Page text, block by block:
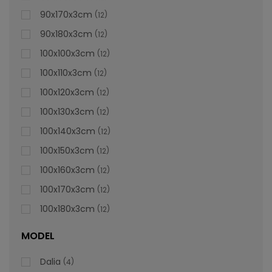
90x170x3cm 12
90x180x3cm 12
100x100x3cm 12
100x110x3cm 12
100x120x3cm 12
100x130x3cm 12
100x140x3cm 12
100x150x3cm 12
100x160x3cm 12
100x170x3cm 12
100x180x3cm 12
MODEL
Dalia 4